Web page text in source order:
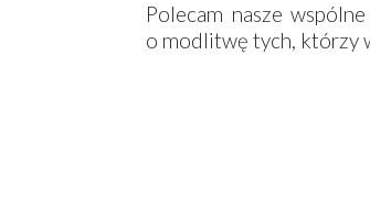
Polecam nasze
o modlitwę tych, którzy